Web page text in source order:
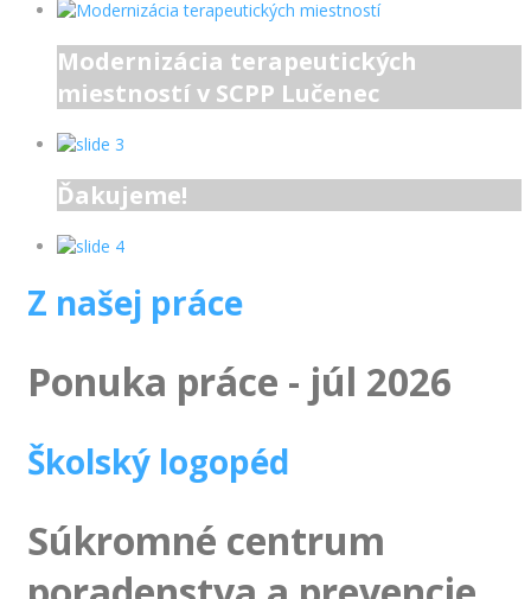
Modernizácia terapeutických
miestností v SCPP Lučenec
Ďakujeme!
Z našej práce
Ponuka práce - júl 2026
Školský logopéd
Súkromné centrum